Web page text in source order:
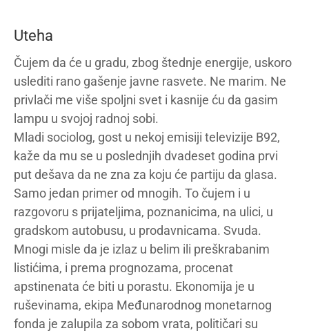
Uteha
Čujem da će u gradu, zbog štednje energije, uskoro
uslediti rano gašenje javne rasvete. Ne marim. Ne
privlači me više spoljni svet i kasnije ću da gasim
lampu u svojoj radnoj sobi.
Mladi sociolog, gost u nekoj emisiji televizije B92,
kaže da mu se u poslednjih dvadeset godina prvi
put dešava da ne zna za koju će partiju da glasa.
Samo jedan primer od mnogih. To čujem i u
razgovoru s prijateljima, poznanicima, na ulici, u
gradskom autobusu, u prodavnicama. Svuda.
Mnogi misle da je izlaz u belim ili preškrabanim
listićima, i prema prognozama, procenat
apstinenata će biti u porastu. Ekonomija je u
ruševinama, ekipa Međunarodnog monetarnog
fonda je zalupila za sobom vrata, političari su